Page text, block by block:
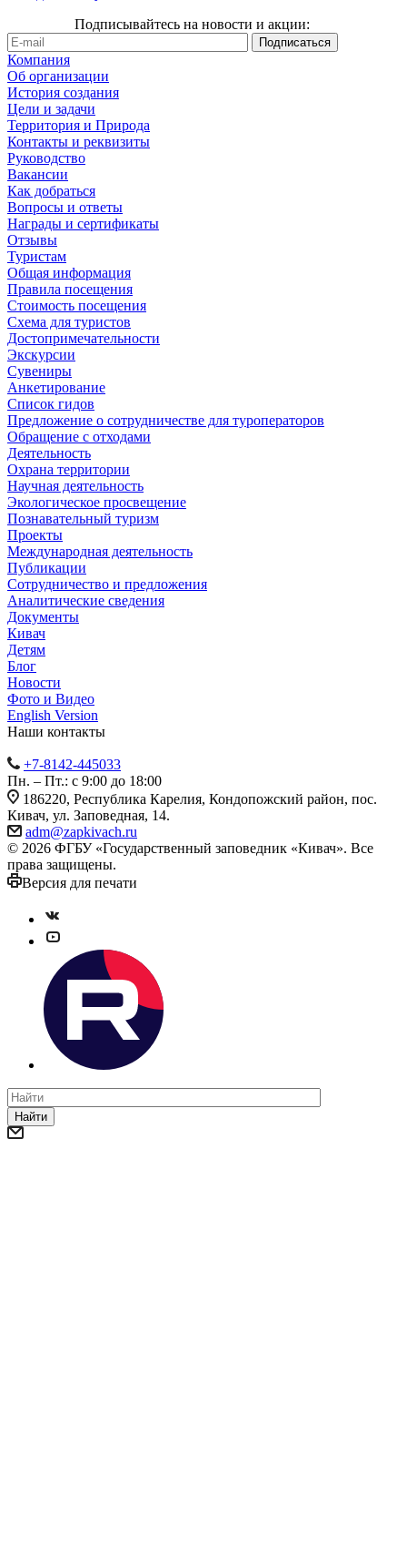
Подписывайтесь на новости и акции:
Компания
Об организации
История создания
Цели и задачи
Территория и Природа
Контакты и реквизиты
Руководство
Вакансии
Как добраться
Вопросы и ответы
Награды и сертификаты
Отзывы
Туристам
Общая информация
Правила посещения
Стоимость посещения
Схема для туристов
Достопримечательности
Экскурсии
Сувениры
Анкетирование
Список гидов
Предложение о сотрудничестве для туроператоров
Обращение с отходами
Деятельность
Охрана территории
Научная деятельность
Экологическое просвещение
Познавательный туризм
Проекты
Международная деятельность
Публикации
Сотрудничество и предложения
Аналитические сведения
Документы
Кивач
Детям
Блог
Новости
Фото и Видео
English Version
Наши контакты
+7-8142-445033
Пн. – Пт.: с 9:00 до 18:00
186220, Республика Карелия, Кондопожский район, пос.
Кивач, ул. Заповедная, 14.
adm@zapkivach.ru
© 2026 ФГБУ «Государственный заповедник «Кивач». Все
права защищены.
Версия для печати
Найти